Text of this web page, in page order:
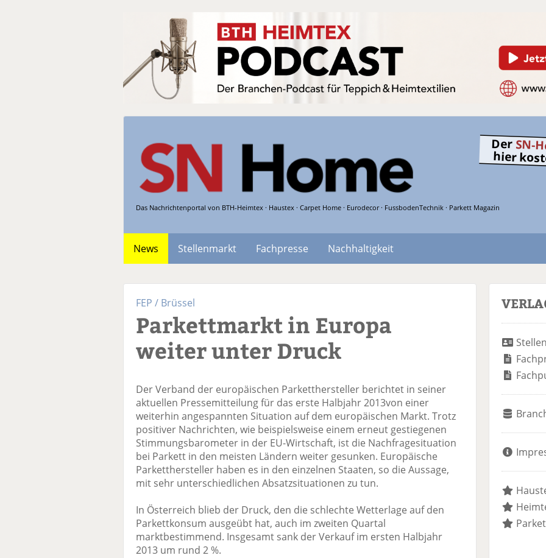
Das Nachrichtenportal von BTH-Heimtex · Haustex · Carpet Home · Eurodecor · FussbodenTechnik · Parkett Magazin
Der SN-
hier
News Stellenmarkt Fachpresse
Nachhaltigkeit
FEP / Brüssel
Parkettmarkt in Europa
weiter unter Druck
Der Verband der europäischen Parketthersteller berichtet in seiner
aktuellen Pressemitteilung für das erste Halbjahr 2013von einer
weiterhin angespannten Situation auf dem europäischen Markt. Trotz
positiver Nachrichten, wie beispielsweise einem erneut gestiegenen
Stimmungsbarometer in der EU-Wirtschaft, ist die Nachfragesituation
bei Parkett in den meisten Ländern weiter gesunken. Europäische
Parketthersteller haben es in den einzelnen Staaten, so die Aussage,
mit sehr unterschiedlichen Absatzsituationen zu tun.
In Österreich blieb der Druck, den die schlechte Wetterlage auf den
Parkettkonsum ausgeübt hat, auch im zweiten Quartal
marktbestimmend. Insgesamt sank der Verkauf im ersten Halbjahr
2013 um rund 2 %.